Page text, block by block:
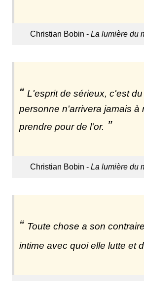
Christian Bobin - La lumière du
L'esprit de sérieux, c'est
personne n'arrivera jamais à
prendre pour de l'or.
Christian Bobin - La lumière du
Toute chose a son
intime avec quoi elle lutte et